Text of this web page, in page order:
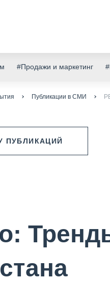
#Продажи и маркетинг
Публикации в СМИ
ПУБЛИКАЦИЙ